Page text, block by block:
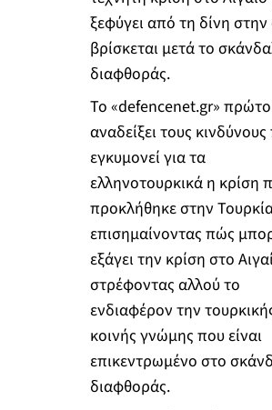
ξεφύγει από τη δίνη
βρίσκεται μετά το
διαφθοράς.
Το «defencenet.gr» πρώτο
αναδείξει τους
εγκυμονεί για τα
ελληνοτουρκικά η κρίση
προκλήθηκε στην
επισημαίνοντας πώς
εξάγει την κρίση στο
στρέφοντας αλλού το
ενδιαφέρον την
κοινής γνώμης που είναι
επικεντρωμένο στο
διαφθοράς.